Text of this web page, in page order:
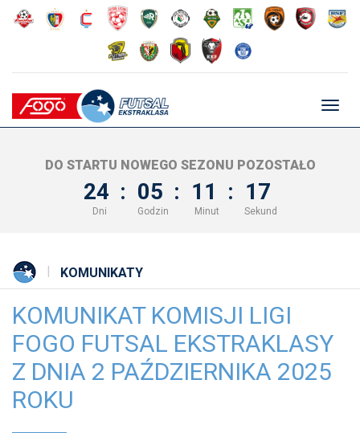
DO STARTU NOWEGO SEZONU POZOSTAŁO
24 : 05 : 11 : 16
Dni Godzin Minut Sekund
KOMUNIKATY
KOMUNIKAT KOMISJI LIGI
FOGO FUTSAL EKSTRAKLASY
Z DNIA 2 PAŹDZIERNIKA 2025
ROKU